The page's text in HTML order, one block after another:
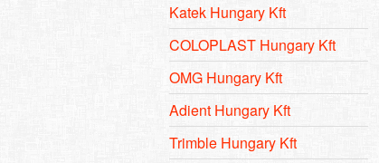
Katek Hungary Kft
COLOPLAST Hungary Kft
OMG Hungary Kft
Adient Hungary Kft
Trimble Hungary Kft